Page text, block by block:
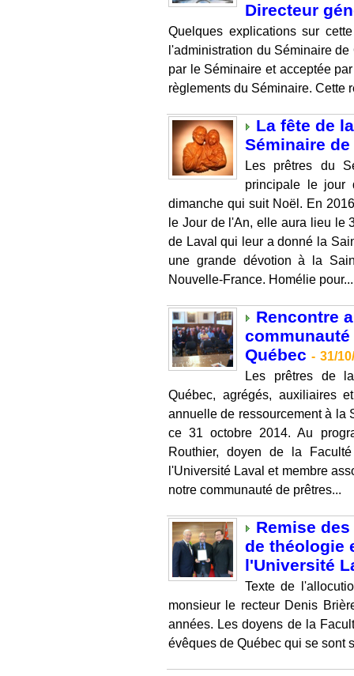
Directeur
Quelques explications sur
l'administration du Séminaire
par le Séminaire et acceptée
règlements du Séminaire. Cette
La fête de
Séminaire de
Les prêtres du
principale le
dimanche qui suit Noël. En
le Jour de l'An, elle aura lieu le
de Laval qui leur a donné la
une grande dévotion à la
Nouvelle-France. Homélie pour...
Rencontre
Québec - 31/
Les prêtres de
Québec, agrégés, auxiliaires
annuelle de ressourcement à la
ce 31 octobre 2014. Au
Routhier, doyen de la
l'Université Laval et membre
notre communauté de prêtres...
Remise
de théologie
l'Université
Texte de
monsieur le recteur Denis
années. Les doyens de la
évêques de Québec qui se sont